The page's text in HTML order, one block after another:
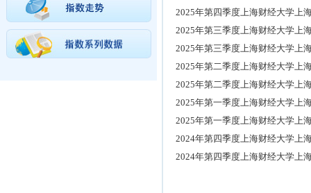
2025年第四季度上海财经大学上
2025年第三季度上海财经大学
2025年第三季度上海财经大学上
2025年第二季度上海财经大学
2025年第二季度上海财经大学上
2025年第一季度上海财经大学
2025年第一季度上海财经大学上
2024年第四季度上海财经大学
2024年第四季度上海财经大学上